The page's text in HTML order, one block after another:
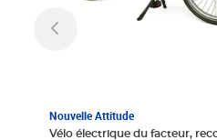
Nouvelle Attitude
Vélo électrique du facteur,